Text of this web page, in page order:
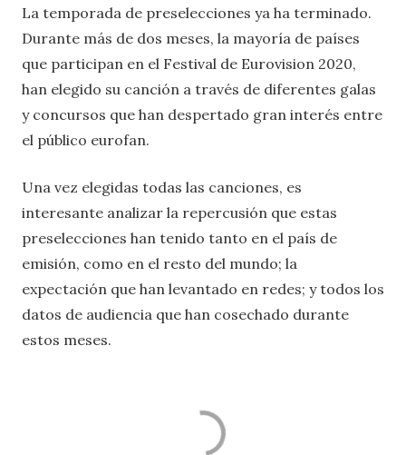
La temporada de preselecciones ya ha terminado.
Durante más de dos meses, la mayoría de países
que participan en el Festival de Eurovision 2020,
han elegido su canción a través de diferentes galas
y concursos que han despertado gran interés entre
el público eurofan.
Una vez elegidas todas las canciones, es
interesante analizar la repercusión que estas
preselecciones han tenido tanto en el país de
emisión, como en el resto del mundo; la
expectación que han levantado en redes; y todos los
datos de audiencia que han cosechado durante
estos meses.